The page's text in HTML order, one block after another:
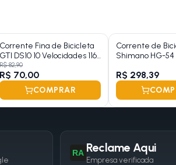
Corrente Fina de Bicicleta
GTI DS10 10 Velocidades 116
Elos
R$ 82,90
R$ 70,00
COMPRAR
Corrente de
Shimano HG-54
R$ 298,39
RA Reclame Aqui
Empresa verificada